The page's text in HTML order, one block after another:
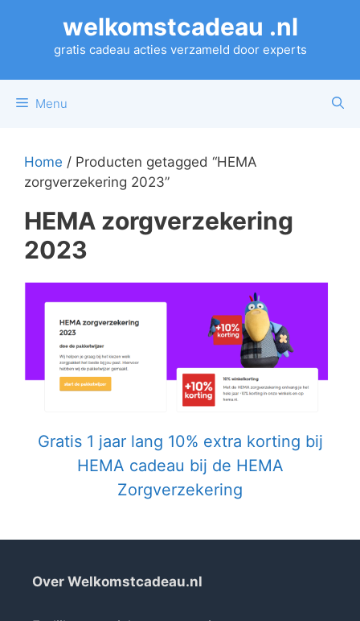
welkomstcadeau .nl
gratis cadeau acties verzameld door experts
Menu
Home / Producten getagged “HEMA
zorgverzekering 2023”
HEMA zorgverzekering
2023
Gratis 1 jaar lang 10% extra korting bij
HEMA cadeau bij de HEMA
Zorgverzekering
Over Welkomstcadeau.nl